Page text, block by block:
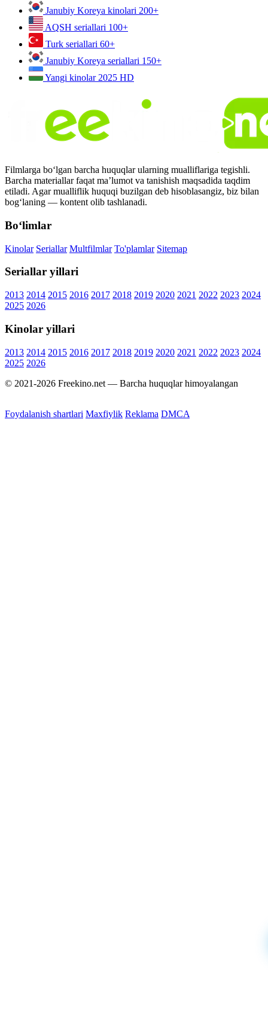
Janubiy Koreya kinolari 200+
AQSH seriallari 100+
Turk seriallari 60+
Janubiy Koreya seriallari 150+
Yangi kinolar 2025 HD
Filmlarga bo‘lgan barcha huquqlar ularning mualliflariga tegishli.
Barcha materiallar faqat ma’lumot va tanishish maqsadida taqdim
etiladi. Agar mualliflik huquqi buzilgan deb hisoblasangiz, biz bilan
bog‘laning — kontent olib tashlanadi.
Bo‘limlar
Kinolar Seriallar Multfilmlar To'plamlar Sitemap
Seriallar yillari
2013 2014 2015 2016 2017 2018 2019 2020 2021 2022 2023 2024
2025 2026
Kinolar yillari
2013 2014 2015 2016 2017 2018 2019 2020 2021 2022 2023 2024
2025 2026
© 2021-2026 Freekino.net — Barcha huquqlar himoyalangan
Foydalanish shartlari Maxfiylik Reklama DMCA